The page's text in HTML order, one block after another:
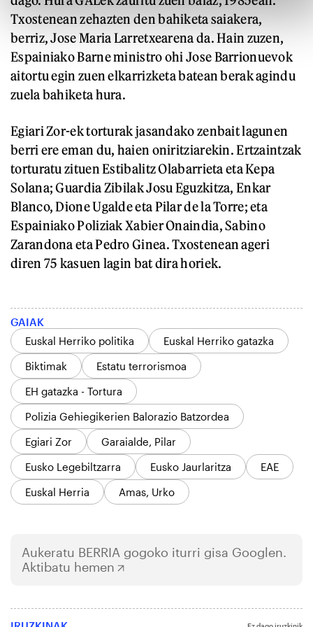
Txostenean zehazten den bahiketa saiakera,
berriz, Jose Maria Larretxearena da. Hain zuzen,
Espainiako Barne ministro ohi Jose Barrionuevok
aitortu egin zuen elkarrizketa batean berak agindu
zuela bahiketa hura.
Egiari Zor-ek torturak jasandako zenbait lagunen
berri ere eman du, haien oniritziarekin. Ertzaintzak
torturatu zituen Estibalitz Olabarrieta eta Kepa
Solana; Guardia Zibilak Josu Eguzkitza, Enkar
Blanco, Dione Ugalde eta Pilar de la Torre; eta
Espainiako Poliziak Xabier Onaindia, Sabino
Zarandona eta Pedro Ginea. Txostenean ageri
diren 75 kasuen lagin bat dira horiek.
GAIAK
Euskal Herriko politika
Euskal Herriko gatazka
Biktimak
Estatu terrorismoa
EH gatazka - Tortura
Polizia Gehiegikerien Balorazio Batzordea
Egiari Zor
Garaialde, Pilar
Eusko Legebiltzarra
Eusko Jaurlaritza
EAE
Euskal Herria
Amas, Urko
Aukeratu BERRIA gogoko iturri gisa Googlen.
Aktibatu hemen
Ez dago iruzkinik